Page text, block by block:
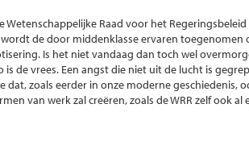
Raad voor het Regeringsbeleid
wordt de door middenklasse ervaren
Is het niet vandaag dan toch wel
de vrees. Een angst die niet uit de lucht is
dat, zoals eerder in onze moderne geschiedenis,
van werk zal creëren, zoals de WRR zelf ook al